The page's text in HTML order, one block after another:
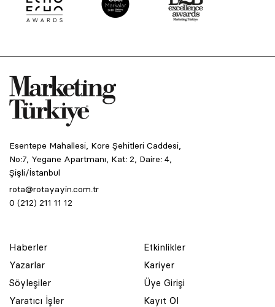
Esentepe Mahallesi, Kore Şehitleri Caddesi,
No:7, Yegane Apartmanı, Kat: 2, Daire: 4,
Şişli/İstanbul
rota@rotayayin.com.tr
0 (212) 211 11 12
Haberler
Yazarlar
Söyleşiler
Yaratıcı İşler
Etkinlikler
Kariyer
Üye Girişi
Kayıt Ol